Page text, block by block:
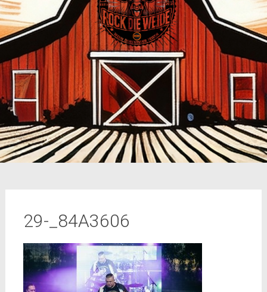
29-_84A3606